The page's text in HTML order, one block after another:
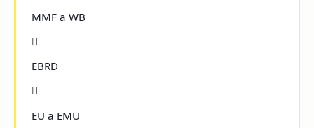
MMF a WB

EBRD

EU a EMU